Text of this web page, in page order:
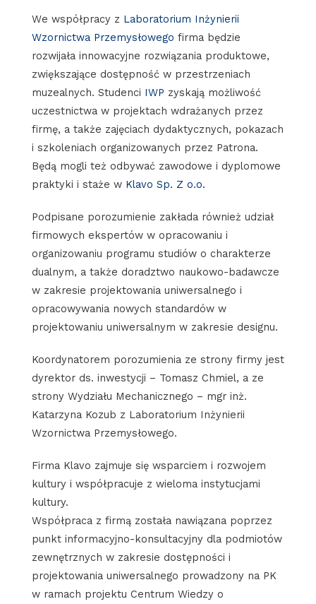
We współpracy z Laboratorium Inżynierii
Wzornictwa Przemysłowego firma będzie
rozwijała innowacyjne rozwiązania produktowe,
zwiększające dostępność w przestrzeniach
muzealnych. Studenci IWP zyskają możliwość
uczestnictwa w projektach wdrażanych przez
firmę, a także zajęciach dydaktycznych, pokazach
i szkoleniach organizowanych przez Patrona.
Będą mogli też odbywać zawodowe i dyplomowe
praktyki i staże w Klavo Sp. Z o.o.
Podpisane porozumienie zakłada również udział
firmowych ekspertów w opracowaniu i
organizowaniu programu studiów o charakterze
dualnym, a także doradztwo naukowo-badawcze
w zakresie projektowania uniwersalnego i
opracowywania nowych standardów w
projektowaniu uniwersalnym w zakresie designu.
Koordynatorem porozumienia ze strony firmy jest
dyrektor ds. inwestycji – Tomasz Chmiel, a ze
strony Wydziału Mechanicznego – mgr inż.
Katarzyna Kozub z Laboratorium Inżynierii
Wzornictwa Przemysłowego.
Firma Klavo zajmuje się wsparciem i rozwojem
kultury i współpracuje z wieloma instytucjami
kultury.
Współpraca z firmą została nawiązana poprzez
punkt informacyjno-konsultacyjny dla podmiotów
zewnętrznych w zakresie dostępności i
projektowania uniwersalnego prowadzony na PK
w ramach projektu Centrum Wiedzy o